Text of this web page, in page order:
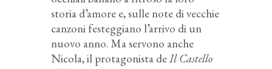
storia d’amore e, sulle note di vecchie
canzoni festeggiano l’arrivo di un
nuovo anno. Ma servono anche
Nicola, il protagonista deIl Castello